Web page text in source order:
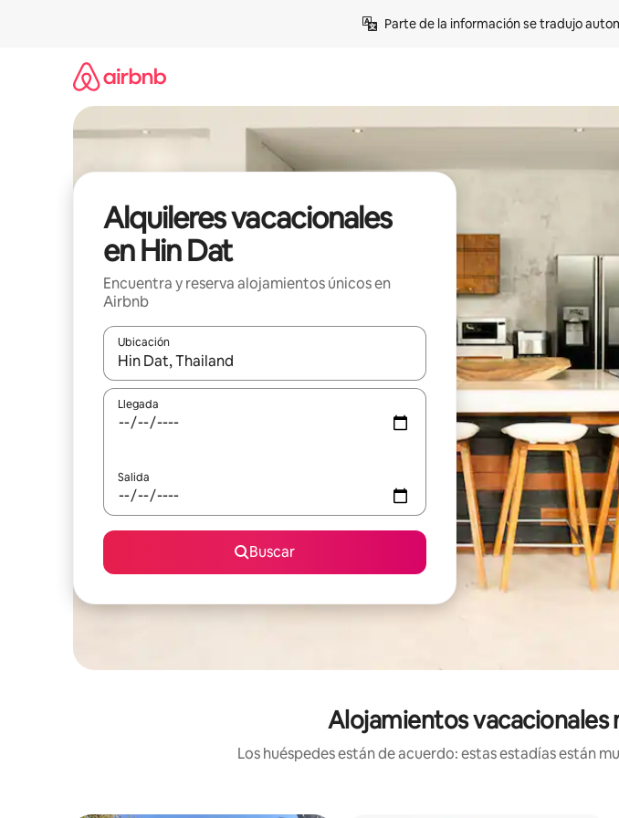
Parte de la información se tradujo
Alquileres vacacionales
en Hin Dat
Encuentra y reserva alojamientos únicos en
Airbnb
Ubicación
Cuando los resultados estén disponibles, navega con las teclas de flecha hacia
Llegada
Salida
Buscar
Alojamientos vacacionales
Los huéspedes están de acuerdo: estas estadías están